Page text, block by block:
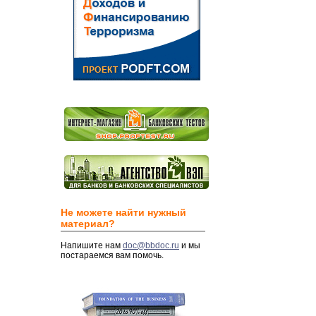
Не можете найти нужный
материал?
Напишите нам doc@bbdoc.ru и мы
постараемся вам помочь.